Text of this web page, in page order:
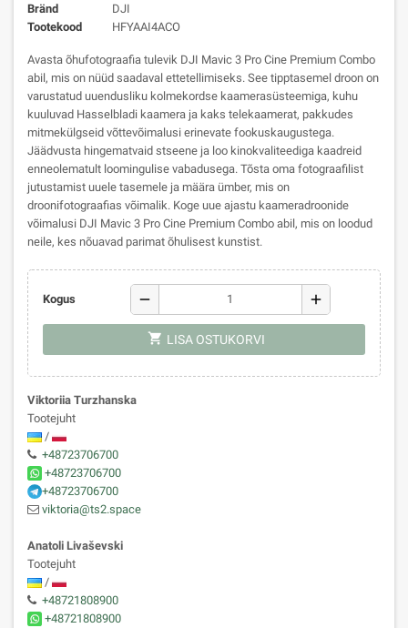
Bränd
DJI
Tootekood
HFYAAI4ACO
Avasta õhufotograafia tulevik DJI Mavic 3 Pro Cine Premium Combo
abil, mis on nüüd saadaval ettetellimiseks. See tipptasemel droon on
varustatud uuendusliku kolmekordse kaamerasüsteemiga, kuhu
kuuluvad Hasselbladi kaamera ja kaks telekaamerat, pakkudes
mitmekülgseid võttevõimalusi erinevate fookuskaugustega.
Jäädvusta hingematvaid stseene ja loo kinokvaliteediga kaadreid
enneolematult loomingulise vabadusega. Tõsta oma fotograafilist
jutustamist uuele tasemele ja määra ümber, mis on
droonifotograafias võimalik. Koge uue ajastu kaameradroonide
võimalusi DJI Mavic 3 Pro Cine Premium Combo abil, mis on loodud
neile, kes nõuavad parimat õhulisest kunstist.
Kogus remove add
shopping_cart LISA OSTUKORVI
Viktoriia Turzhanska
Tootejuht
/
+48723706700
+48723706700
+48723706700
viktoria@ts2.space
Anatoli Livaševski
Tootejuht
/
+48721808900
+48721808900